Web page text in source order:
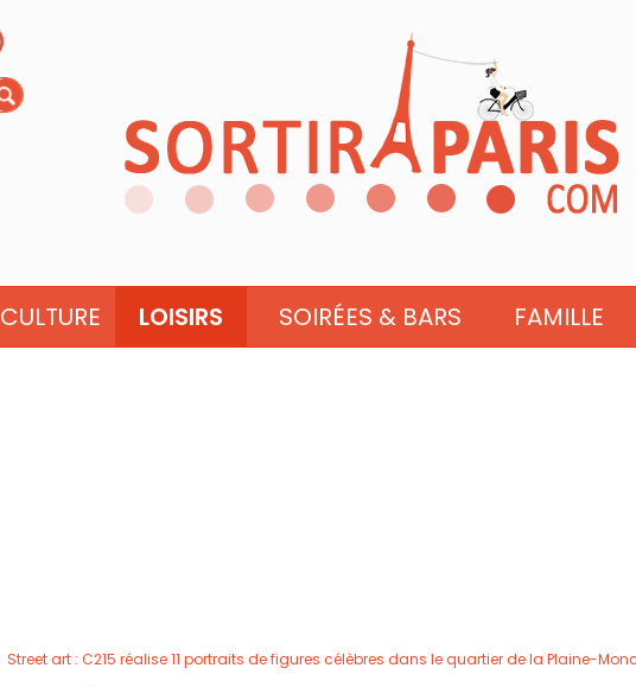
CULTURE LOISIRS SOIRÉES & BARS FAMILLE
Street art : C215 réalise 11 portraits de figures célèbres dans le quartier de la Plaine-